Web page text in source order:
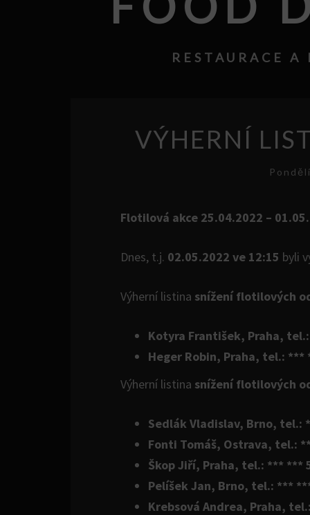
RESTAURACE
VÝHERNÍ
Flotilová akce 25.04.2022 –
Dnes, t.j. 02.05.2022 ve 12:15 byli
Výherní listina snížení flotilových
Kotyra František, Praha,
Heger Robin, Praha, tel.: ***
Výherní listina snížení flotilových
Sedlák Vladislav, Brno, tel.:
Fonti Tomáš, Ostrava, tel.:
Škop Jiří, Praha, tel.: *** ***
Pelíšek Jan, Brno, tel.: ***
Krebsová Andrea, Praha,